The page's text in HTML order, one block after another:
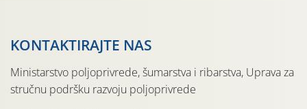
KONTAKTIRAJTE NAS
Ministarstvo poljoprivrede, šumarstva i ribarstva, Uprava za
stručnu podršku razvoju poljoprivrede